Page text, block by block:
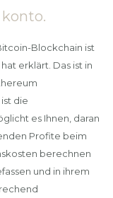
Blockchain ist
erklärt. Das ist in
die
es Ihnen, daran
Profite beim
berechnen
und in ihrem